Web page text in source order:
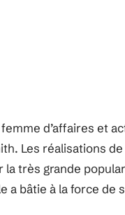
d’affaires et
Les réalisations
la très grande
a bâtie à la force de